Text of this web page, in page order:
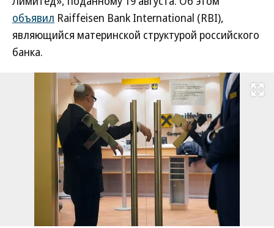
объявил Raiffeisen Bank International (RBI),
являющийся материнской структурой российского
банка.
Развернуть